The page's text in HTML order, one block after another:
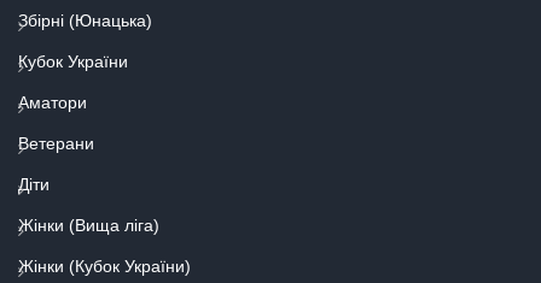
Збірні (Юнацька)
Кубок України
Аматори
Ветерани
Діти
Жінки (Вища ліга)
Жінки (Кубок України)